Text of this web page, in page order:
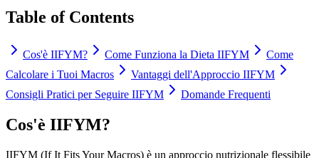
Table of Contents
Cos'è IIFYM? Come Funziona la Dieta IIFYM
Come
Calcolare i Tuoi Macros
Vantaggi dell'Approccio IIFYM
Consigli Pratici per Seguire IIFYM
Domande Frequenti
Cos'è IIFYM?
IIFYM (If It Fits Your Macros) è un approccio nutrizionale flessibile